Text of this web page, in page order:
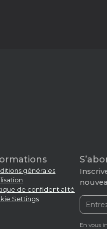
générales
de confidentialité
Settings
En vous